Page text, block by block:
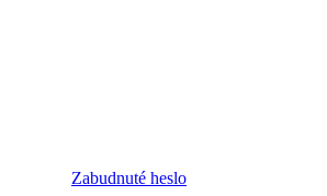
Zabudnuté heslo